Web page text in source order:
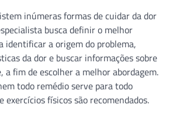
inúmeras formas de cuidar da dor
busca definir o melhor
a origem do problema,
da dor e buscar informações sobre
a fim de escolher a melhor abordagem.
todo remédio serve para todo
exercícios físicos são recomendados.